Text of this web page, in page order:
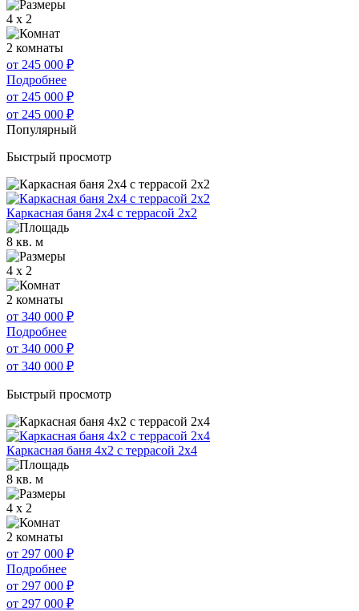
4 x 2
2 комнаты
от 245 000 ₽
Подробнее
от 245 000 ₽
от 245 000 ₽
Популярный
Быстрый просмотр
Каркасная баня 2х4 с террасой 2х2
8 кв. м
4 x 2
2 комнаты
от 340 000 ₽
Подробнее
от 340 000 ₽
от 340 000 ₽
Быстрый просмотр
Каркасная баня 4х2 с террасой 2х4
8 кв. м
4 x 2
2 комнаты
от 297 000 ₽
Подробнее
от 297 000 ₽
от 297 000 ₽